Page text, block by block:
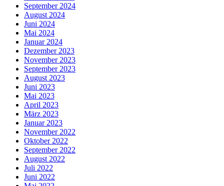
September 2024
August 2024
Juni 2024
Mai 2024
Januar 2024
Dezember 2023
November 2023
September 2023
August 2023
Juni 2023
Mai 2023
April 2023
März 2023
Januar 2023
November 2022
Oktober 2022
September 2022
August 2022
Juli 2022
Juni 2022